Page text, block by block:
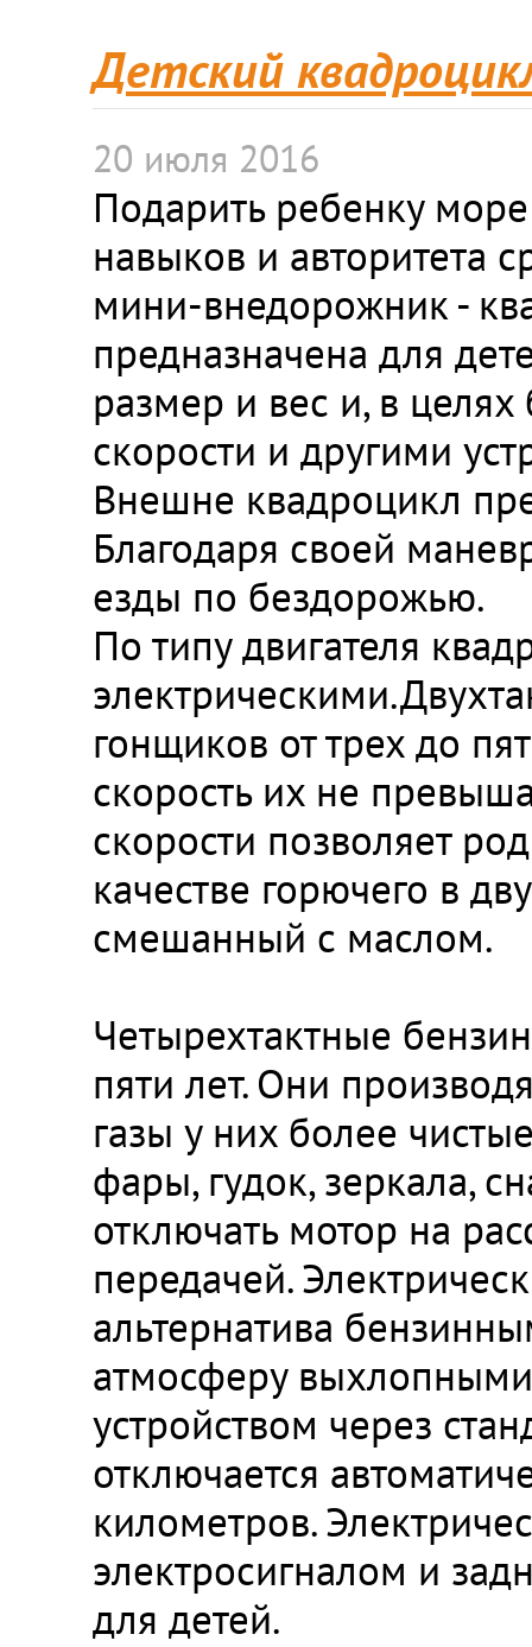
Детский
20 июля 2016
Подарить ребенку
навыков и авторитета
мини-внедорожник -
предназначена для
размер и вес и, в
скорости и другими
Внешне квадроцикл
Благодаря своей
езды по бездорожью.
По типу двигателя
гонщиков от трех до
скорость их не
скорости позволяет
качестве горючего в
смешанный с маслом.
Четырехтактные
пяти лет. Они
газы у них более
фары, гудок, зеркала,
отключать мотор на
передачей.
альтернатива
атмосферу
устройством через
отключается
километров.
электросигналом и
для детей.